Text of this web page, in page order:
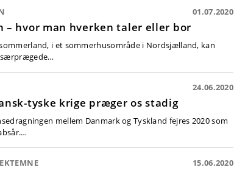
01.07.2020
– hvor man hverken taler eller bor
i et sommerhusområde i Nordsjælland, kan
særprægede…
24.06.2020
tyske krige præger os stadig
mellem Danmark og Tyskland fejres 2020 som
15.06.2020